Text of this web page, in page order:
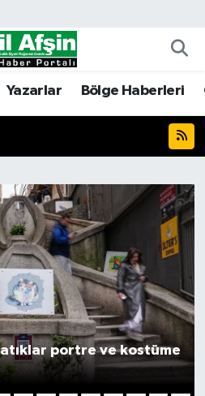
Yazarlar Bölge Haberleri
portre ve kostüme
Eczaneler
Vakitleri
Yoğunluk Haritası
ve Fikstür